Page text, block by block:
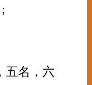
五名，六